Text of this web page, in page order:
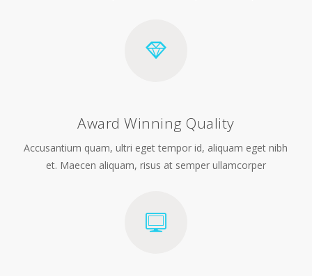
Award Winning Quality
Accusantium quam, ultri eget tempor id, aliquam eget nibh
et. Maecen aliquam, risus at semper ullamcorper